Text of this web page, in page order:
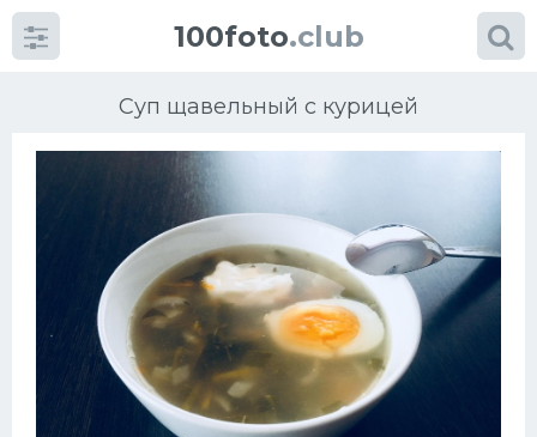
100foto.club
Суп щавельный с курицей
Категориикартинок
Мясные блюда